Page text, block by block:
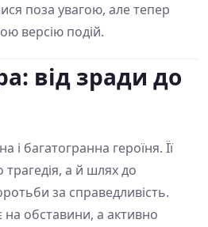
поза увагою, але тепер
версію подій.
від зради до
і багатогранна героїня. Її
трагедія, а й шлях до
за справедливість.
на обставини, а активно